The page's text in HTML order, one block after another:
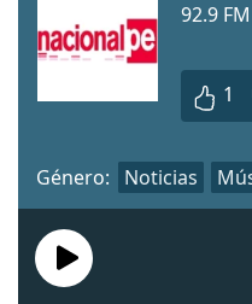
92.9 FM
1
Género: Noticias